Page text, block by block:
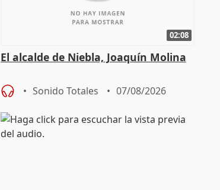
02:08
El alcalde de Niebla, Joaquín Molina
Sonido Totales 07/08/2026